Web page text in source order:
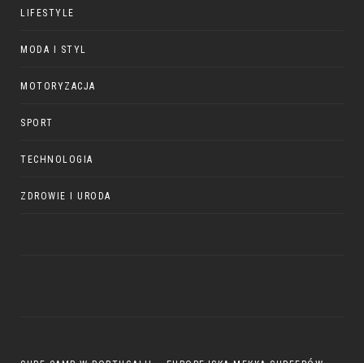
LIFESTYLE
MODA I STYL
MOTORYZACJA
SPORT
TECHNOLOGIA
ZDROWIE I URODA